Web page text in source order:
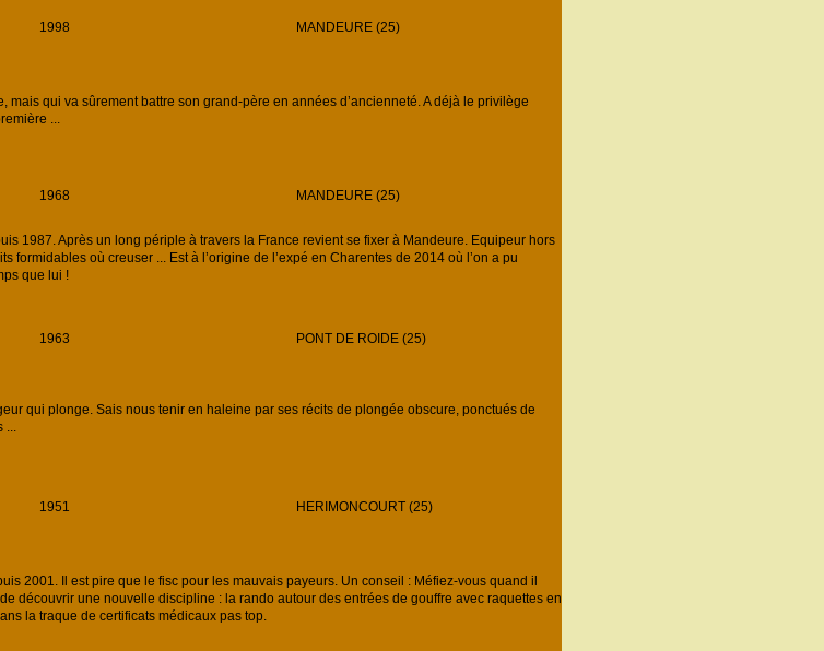
1998 MANDEURE (25)
mais qui va sûrement battre son grand-père en années d’ancienneté. A déjà le privilège
...
1968 MANDEURE (25)
1987. Après un long périple à travers la France revient se fixer à Mandeure. Equipeur hors
formidables où creuser ... Est à l’origine de l’expé en Charentes de 2014 où l’on a pu
que lui !
1963 PONT DE ROIDE (25)
qui plonge. Sais nous tenir en haleine par ses récits de plongée obscure, ponctués de
...
1951 HERIMONCOURT (25)
2001. Il est pire que le fisc pour les mauvais payeurs. Un conseil : Méfiez-vous quand il
découvrir une nouvelle discipline : la rando autour des entrées de gouffre avec raquettes en
la traque de certificats médicaux pas top.